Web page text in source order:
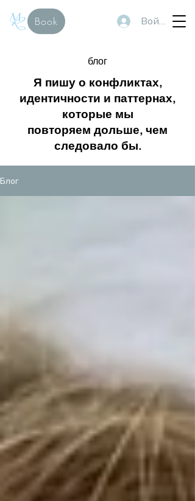
Войти
Book
блог
Я пишу о конфликтах,
идентичности и паттернах,
которые мы
повторяем дольше, чем
следовало бы.
Блог